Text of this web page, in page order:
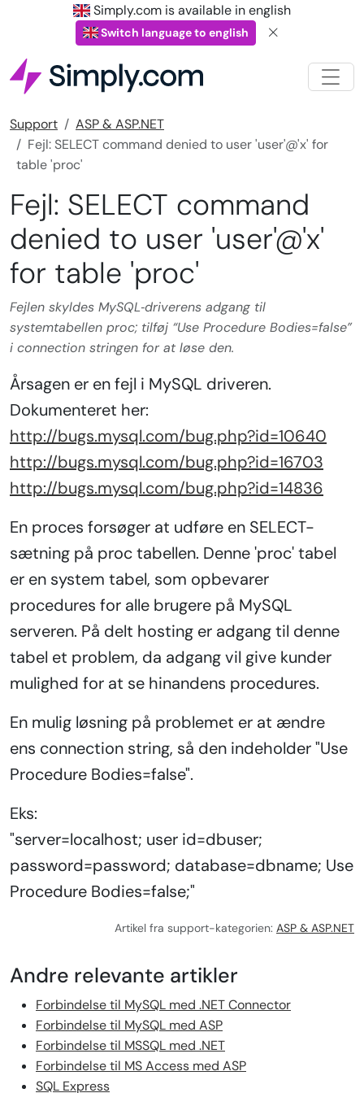
Simply.com is available in english
Switch language to english
Support
ASP & ASP.NET
Fejl: SELECT command denied to user 'user'@'x' for
table 'proc'
Fejl: SELECT command
denied to user 'user'@'x'
for table 'proc'
Fejlen skyldes MySQL‑driverens adgang til
systemtabellen proc; tilføj “Use Procedure Bodies=false”
i connection stringen for at løse den.
Årsagen er en fejl i MySQL driveren.
Dokumenteret her:
http://bugs.mysql.com/bug.php?id=10640
http://bugs.mysql.com/bug.php?id=16703
http://bugs.mysql.com/bug.php?id=14836
En proces forsøger at udføre en SELECT-
sætning på proc tabellen. Denne 'proc' tabel
er en system tabel, som opbevarer
procedures for alle brugere på MySQL
serveren. På delt hosting er adgang til denne
tabel et problem, da adgang vil give kunder
mulighed for at se hinandens procedures.
En mulig løsning på problemet er at ændre
ens connection string, så den indeholder "Use
Procedure Bodies=false".
Eks:
"server=localhost; user id=dbuser;
password=password; database=dbname; Use
Procedure Bodies=false;"
Artikel fra support-kategorien: ASP & ASP.NET
Andre relevante artikler
Forbindelse til MySQL med .NET Connector
Forbindelse til MySQL med ASP
Forbindelse til MSSQL med .NET
Forbindelse til MS Access med ASP
SQL Express